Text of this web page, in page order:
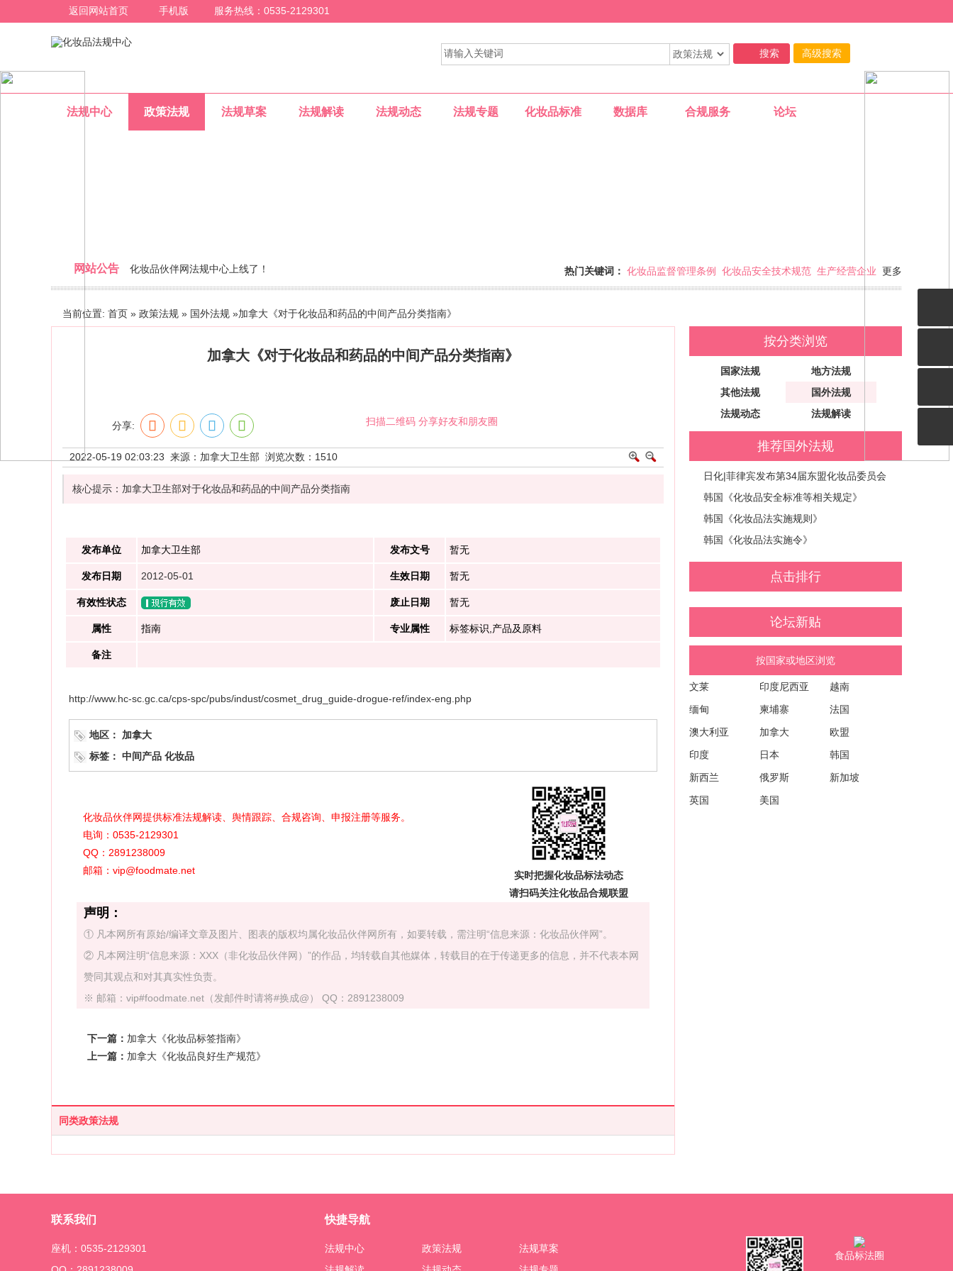
返回网站首页 手机版 服务热线：0535-2129301
高级搜索
法规中心 政策法规 法规草案 法规解读 法规动态 法规专题 化妆品标准 数据库 合规服务 论坛
网站公告 11-29
化妆品伙伴网法规中心上线了！ 热门关键词： 化妆品监督管理条例 化妆品安全技术规范 生产经营企业 更多
当前位置: 首页 » 政策法规 » 国外法规 »加拿大《对于化妆品和药品的中间产品分类指南》
加拿大《对于化妆品和药品的中间产品分类指南》
分享: 扫描二维码 分享好友和朋友圈
2022-05-19 02:03:23 来源： 加拿大卫生部 浏览次数： 1510
核心提示：加拿大卫生部对于化妆品和药品的中间产品分类指南
发布单位 加拿大卫生部 发布文号 暂无
发布日期 2012-05-01 生效日期 暂无
有效性状态 废止日期 暂无
属性 指南 专业属性 标签标识,产品及原料
备注
http://www.hc-sc.gc.ca/cps-spc/pubs/indust/cosmet_drug_guide-drogue-ref/index-eng.php
地区：
加拿大
标签： 中间产品 化妆品
化妆品伙伴网提供标准法规解读、舆情跟踪、合规咨询、申报注册等服务。
电询：0535-2129301
QQ：2891238009
邮箱：vip@foodmate.net
实时把握化妆品标法动态
请扫码关注化妆品合规联盟
声明：
① 凡本网所有原始/编译文章及图片、图表的版权均属化妆品伙伴网所有，如要转载，需注明“信息来源：化妆品伙伴网”。
② 凡本网注明“信息来源：XXX（非化妆品伙伴网）”的作品，均转载自其他媒体，转载目的在于传递更多的信息，并不代表本网
赞同其观点和对其真实性负责。
※ 邮箱：vip#foodmate.net（发邮件时请将#换成@） QQ：2891238009
下一篇： 加拿大《化妆品标签指南》
上一篇： 加拿大《化妆品良好生产规范》
同类政策法规
按分类浏览
国家法规
地方法规
其他法规
国外法规
法规动态
法规解读
推荐国外法规
日化|菲律宾发布第34届东盟化妆品委员会
（ACC）会议及其相关会议通过的东盟化妆
品指令（ACD）的更新和修订 (FDA Circular
No.2022-002)
韩国《化妆品安全标准等相关规定》
韩国《化妆品法实施规则》
韩国《化妆品法实施令》
点击排行
论坛新贴
按国家或地区浏览
文莱 印度尼西亚
越南
缅甸
柬埔寨
法国
澳大利亚
加拿大
欧盟
印度
日本
韩国
新西兰
俄罗斯
新加坡
英国
美国
联系我们
座机：0535-2129301
快捷导航
法规中心 政策法规
法规草案
食品标法圈